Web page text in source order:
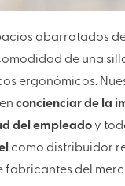
abarrotados
de una
ergonómicos.
concienciar de la
del empleado y
como distribuidor
fabricantes del